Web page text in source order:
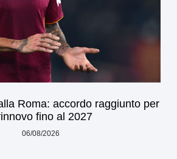
Roma: accordo raggiunto per
fino al 2027
06/08/2026